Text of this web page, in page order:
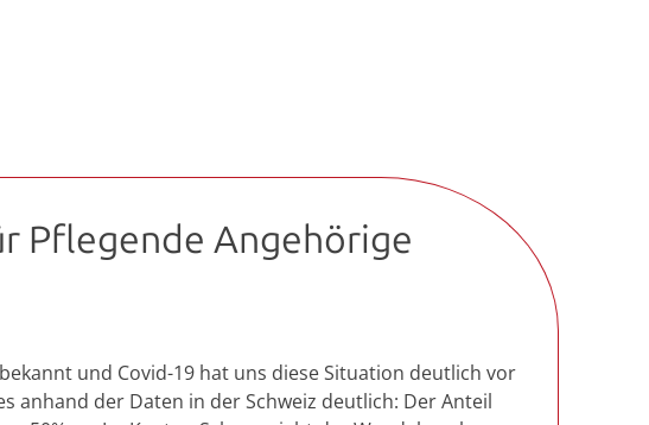
Pflegende Angehörige
und Covid-19 hat uns diese Situation deutlich vor
anhand der Daten in der Schweiz deutlich: Der Anteil